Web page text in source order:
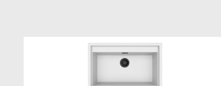
165 990 Ft
ELLECI - Tároló edény egyrészes gourmet 366 HPL